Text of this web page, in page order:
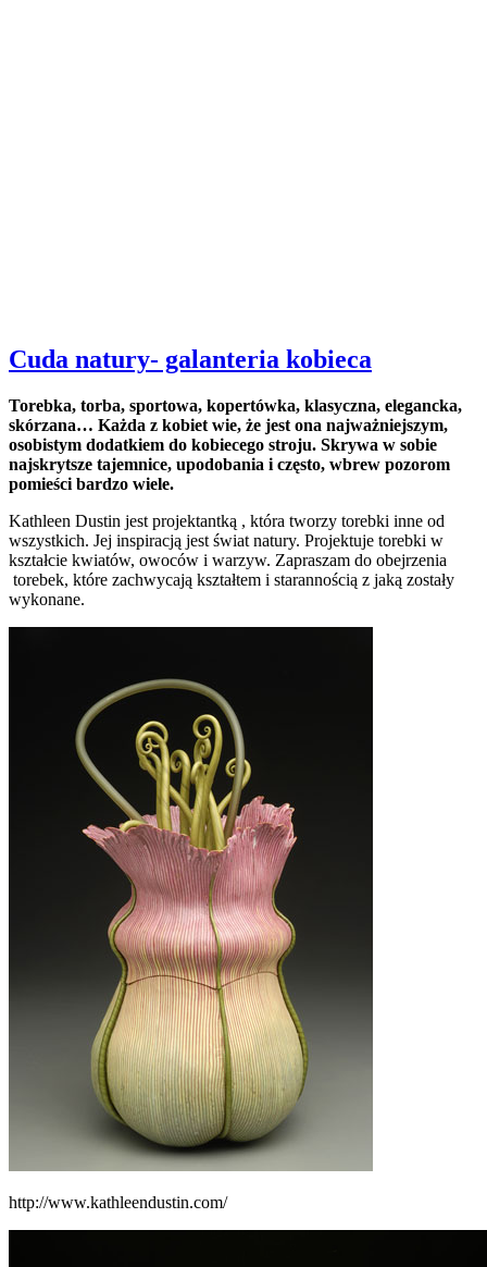
Cuda natury- galanteria kobieca
Torebka, torba, sportowa, kopertówka, klasyczna, elegancka,
skórzana… Każda z kobiet wie, że jest ona najważniejszym,
osobistym dodatkiem do kobiecego stroju. Skrywa w sobie
najskrytsze tajemnice, upodobania i często, wbrew pozorom
pomieści bardzo wiele.
Kathleen Dustin jest projektantką , która tworzy torebki inne od
wszystkich. Jej inspiracją jest świat natury. Projektuje torebki w
kształcie kwiatów, owoców i warzyw. Zapraszam do obejrzenia
torebek, które zachwycają kształtem i starannością z jaką zostały
wykonane.
http://www.kathleendustin.com/